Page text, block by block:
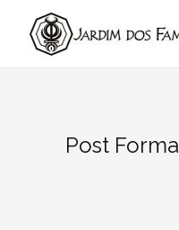
conteúdo
Post